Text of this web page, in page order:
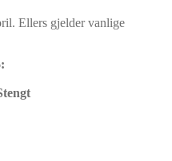
Ellers gjelder vanlige